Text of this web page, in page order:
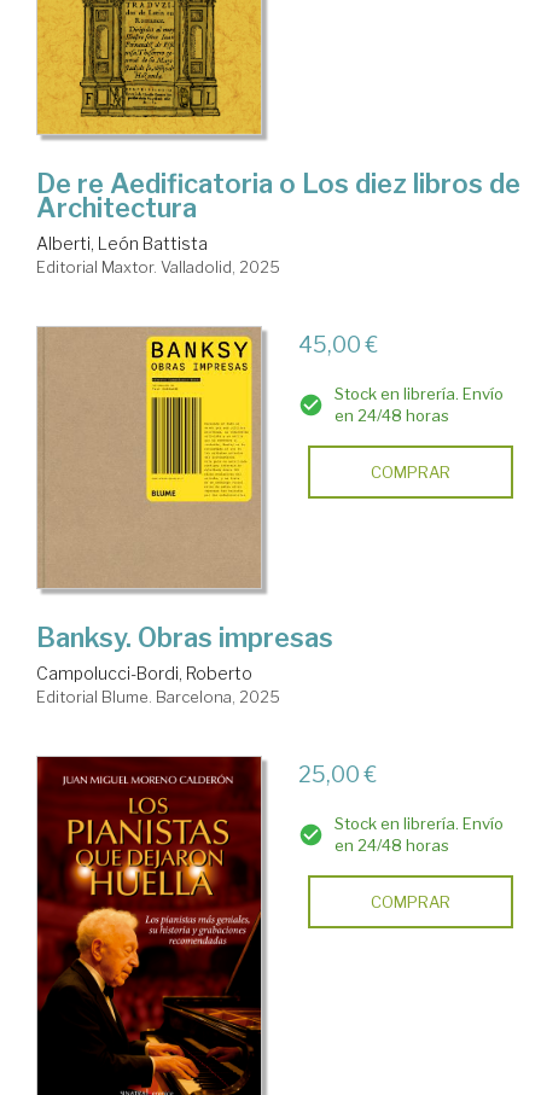
De re Aedificatoria o Los diez libros de
Architectura
Alberti, León Battista
Editorial Maxtor. Valladolid, 2025
45,00 €
Stock en librería. Envío
en 24/48 horas
COMPRAR
Banksy. Obras impresas
Campolucci-Bordi, Roberto
Editorial Blume. Barcelona, 2025
25,00 €
Stock en librería. Envío
en 24/48 horas
COMPRAR